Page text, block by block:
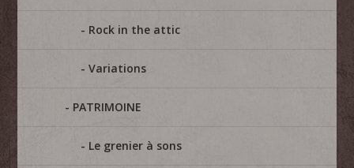
Rock in the attic
Variations
PATRIMOINE
Le grenier à sons